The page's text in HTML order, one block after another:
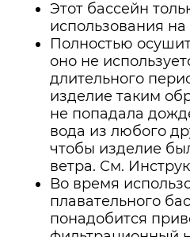
Этот бассейн
использования на
Полностью
оно не
длительного
изделие таким
не попадала
вода из любого
чтобы изделие
ветра. См.
Во время
плавательного
понадобится